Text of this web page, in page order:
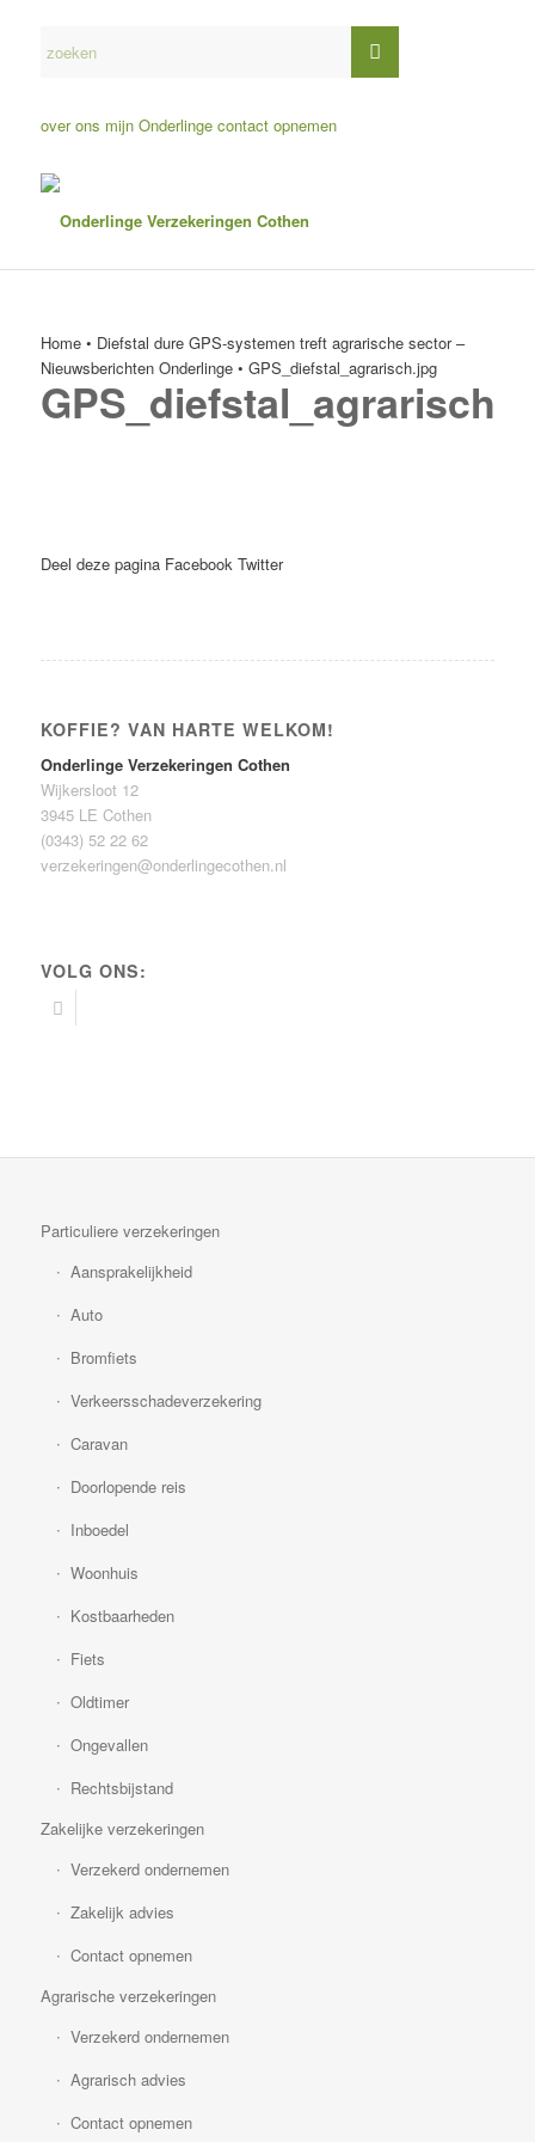
over ons mijn Onderlinge contact opnemen
Home• Diefstal dure GPS-systemen treft agrarische sector –
Nieuwsberichten Onderlinge• GPS_diefstal_agrarisch.jpg
Deel deze pagina Facebook Twitter
KOFFIE? VAN HARTE WELKOM!
Onderlinge Verzekeringen Cothen
Wijkersloot 12
3945 LE Cothen
(0343) 52 22 62
verzekeringen@onderlingecothen.nl
VOLG ONS:
Particuliere verzekeringen
Aansprakelijkheid
Auto
Bromfiets
Verkeersschadeverzekering
Caravan
Doorlopende reis
Inboedel
Woonhuis
Kostbaarheden
Fiets
Oldtimer
Ongevallen
Rechtsbijstand
Zakelijke verzekeringen
Verzekerd ondernemen
Zakelijk advies
Contact opnemen
Agrarische verzekeringen
Verzekerd ondernemen
Agrarisch advies
Contact opnemen